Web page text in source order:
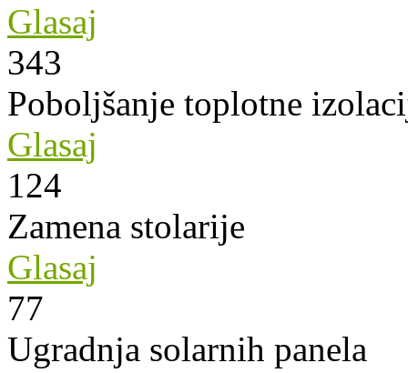
Glasaj
343
Poboljšanje toplotne
Glasaj
124
Zamena stolarije
Glasaj
77
Ugradnja solarnih panela